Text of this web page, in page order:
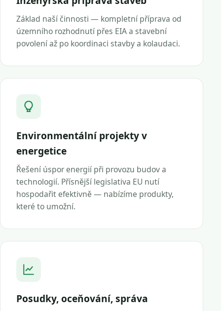
Základ naší činnosti — kompletní příprava od
územního rozhodnutí přes EIA a stavební
povolení až po koordinaci stavby a kolaudaci.
Environmentální projekty v
energetice
Řešení úspor energií při provozu budov a
technologií. Přísnější legislativa EU nutí
hospodařit efektivně — nabízíme produkty,
které to umožní.
Posudky, oceňování, správa